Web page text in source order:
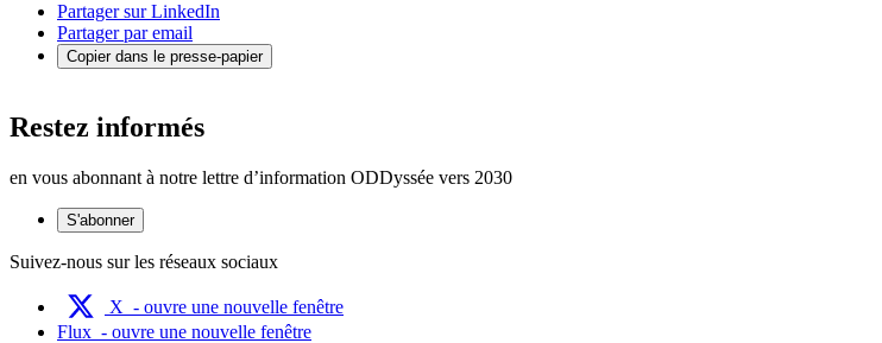
Partager sur LinkedIn
Partager par email
Copier dans le presse-papier
Restez informés
en vous abonnant à notre lettre d’information ODDyssée vers 2030
S'abonner
Suivez-nous sur les réseaux sociaux
X - ouvre une nouvelle fenêtre
Flux - ouvre une nouvelle fenêtre